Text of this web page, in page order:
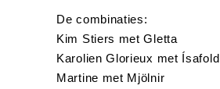
De combinaties:
Kim Stiers met Gletta
Karolien Glorieux met Ísafold
Martine met Mjölnir